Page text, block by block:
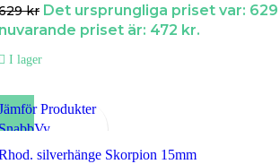
kr Det ursprungliga priset var: 629
priset är: 472 kr.
I lager
Produkter
till i Favoriter
silverhänge Skorpion 15mm